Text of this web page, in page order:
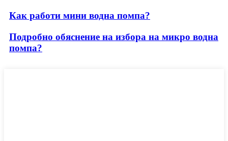
Как работи мини водна помпа?
Подробно обяснение на избора на микро водна
помпа?